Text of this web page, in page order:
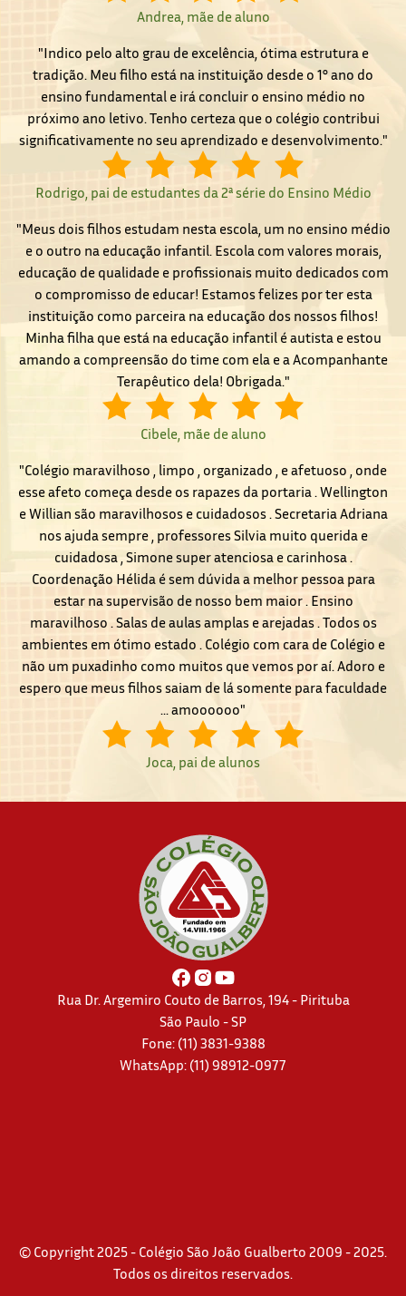
Andrea, mãe de aluno
"Indico pelo alto grau de excelência, ótima estrutura e
tradição. Meu filho está na instituição desde o 1° ano do
ensino fundamental e irá concluir o ensino médio no
próximo ano letivo. Tenho certeza que o colégio contribui
significativamente no seu aprendizado e desenvolvimento."
Rodrigo, pai de estudantes da 2ª série do Ensino Médio
"Meus dois filhos estudam nesta escola, um no ensino médio
e o outro na educação infantil. Escola com valores morais,
educação de qualidade e profissionais muito dedicados com
o compromisso de educar! Estamos felizes por ter esta
instituição como parceira na educação dos nossos filhos!
Minha filha que está na educação infantil é autista e estou
amando a compreensão do time com ela e a Acompanhante
Terapêutico dela! Obrigada."
Cibele, mãe de aluno
"Colégio maravilhoso , limpo , organizado , e afetuoso , onde
esse afeto começa desde os rapazes da portaria . Wellington
e Willian são maravilhosos e cuidadosos . Secretaria Adriana
nos ajuda sempre , professores Silvia muito querida e
cuidadosa , Simone super atenciosa e carinhosa .
Coordenação Hélida é sem dúvida a melhor pessoa para
estar na supervisão de nosso bem maior . Ensino
maravilhoso . Salas de aulas amplas e arejadas . Todos os
ambientes em ótimo estado . Colégio com cara de Colégio e
não um puxadinho como muitos que vemos por aí. Adoro e
espero que meus filhos saiam de lá somente para faculdade
... amoooooo"
Joca, pai de alunos
Rua Dr. Argemiro Couto de Barros, 194 - Pirituba
São Paulo - SP
Fone: (11) 3831-9388
WhatsApp: (11) 98912-0977
© Copyright 2025 - Colégio São João Gualberto 2009 - 2025.
Todos os direitos reservados.